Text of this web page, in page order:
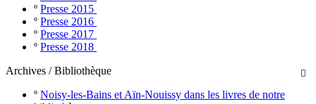
º Presse 2015
º Presse 2016
º Presse 2017
º Presse 2018

Archives / Bibliothèque
º Noisy-les-Bains et Aïn-Nouissy dans les livres de notre